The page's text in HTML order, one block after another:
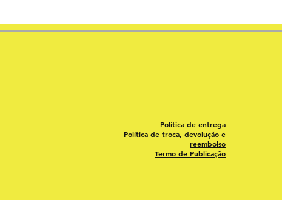
Política de entrega
Política de troca, devolução e
reembolso
Termo de Publicação